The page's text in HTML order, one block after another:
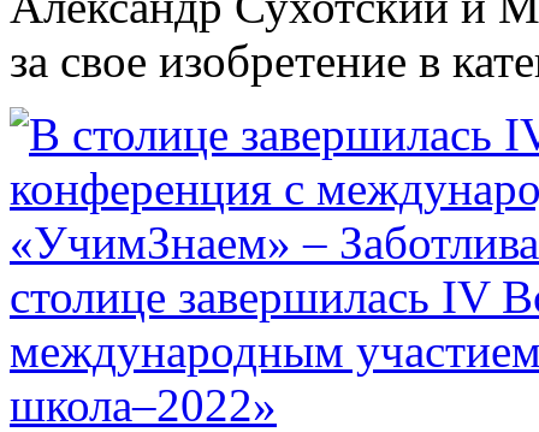
за свое изобретение в
столице завершилась IV
международным
школа–2022»